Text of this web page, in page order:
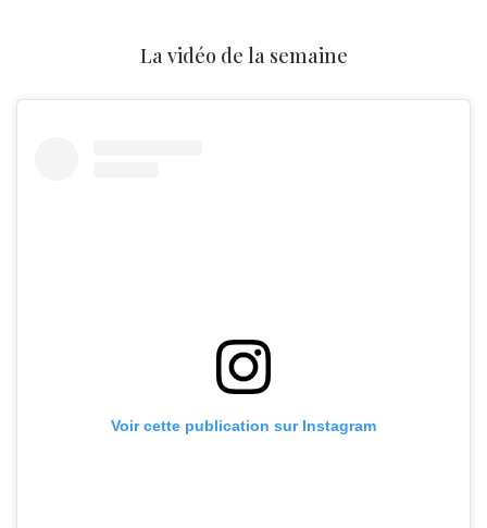
La vidéo de la semaine
Voir cette publication sur Instagram